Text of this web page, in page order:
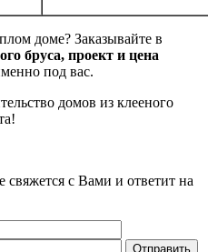
доме? Заказывайте в
бруса, проект и цена
под вас.
домов из клееного
свяжется с Вами и ответит на